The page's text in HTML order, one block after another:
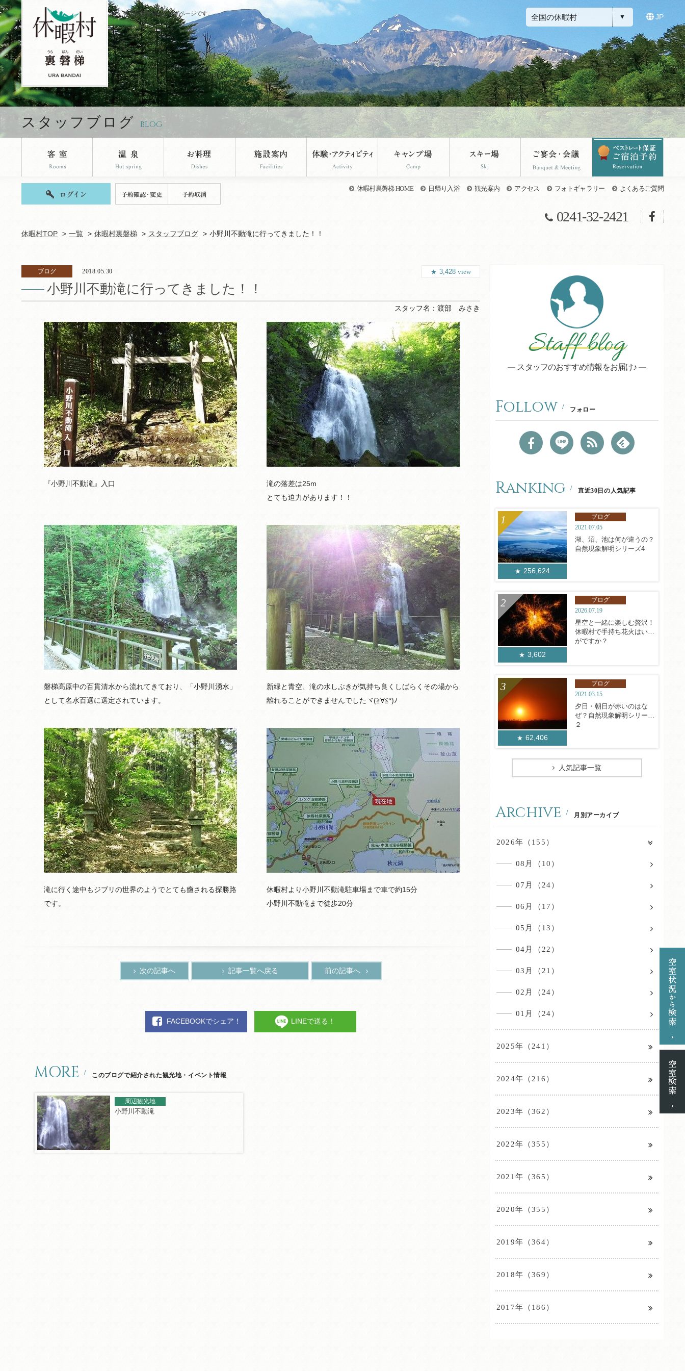
休暇村裏磐梯のブログページです。 全国の休暇村 JP
スタッフブログ BLOG
休暇村裏磐梯 HOME 日帰り入浴 観光案内 アクセス フォトギャラリー よくあるご質問
0241-32-2421
休暇村TOP 一覧 休暇村裏磐梯 スタッフブログ 小野川不動滝に行ってきました！！
ブログ 2018.05.30
小野川不動滝に行ってきました！！
3,428 view
スタッフ名： 渡部 みさき
『小野川不動滝』入口
滝の落差は25m
とても迫力があります！！
磐梯高原中の百貫清水から流れてきており、「小野川湧水」
として名水百選に選定されています。
新緑と青空、滝の水しぶきが気持ち良くしばらくその場から
離れることができませんでしたヾ(≧∀≦*)ﾉ
滝に行く途中もジブリの世界のようでとても癒される探勝路
です。
休暇村より小野川不動滝駐車場まで車で約15分
小野川不動滝まで徒歩20分
次の記事へ 記事一覧へ戻る 前の記事へ
FACEBOOKでシェア！ LINEで送る！
MORE このブログで紹介された観光地・イベント情報
周辺観光地
小野川不動滝
Staff blog
スタッフのおすすめ情報をお届け♪
Follow フォロー
Ranking 直近30日の人気記事
256,624
ブログ
2021.07.05
湖、沼、池は何が違うの？
自然現象解明シリーズ4
3,602
ブログ
2026.07.19
星空と一緒に楽しむ贅沢！
休暇村で手持ち花火はいか
がですか？
62,406
ブログ
2021.03.15
夕日・朝日が赤いのはな
ぜ？自然現象解明シリーズ
２
人気記事一覧
Archive 月別アーカイブ
2026年（155）
08月（10）
07月（24）
06月（17）
05月（13）
04月（22）
03月（21）
02月（24）
01月（24）
2025年（241）
2024年（216）
2023年（362）
2022年（355）
2021年（365）
2020年（355）
2019年（364）
2018年（369）
2017年（186）